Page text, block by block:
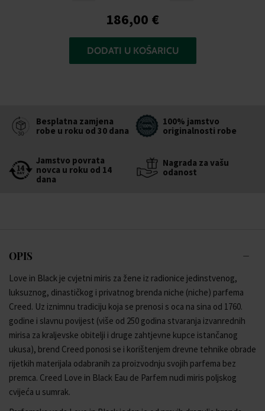
186,00 €
DODATI U KOŠARICU
Besplatna zamjena
robe u roku od 30 dana
100% jamstvo
originalnosti robe
Jamstvo povrata
novca u roku od 14
dana
Nagrada za vašu
odanost
OPIS
Love in Black je cvjetni miris za žene iz radionice jedinstvenog,
luksuznog, dinastičkog i privatnog brenda niche (niche) parfema
Creed. Uz iznimnu tradiciju koja se prenosi s oca na sina od 1760.
godine i slavnu povijest (više od 250 godina stvaranja izvanrednih
mirisa za kraljevske obitelji i druge zahtjevne kupce istančanog
ukusa), brend Creed ponosi se i korištenjem drevne tehnike obrade
rijetkih materijala odabranih za proizvodnju svojih parfema bez
premca. Creed Love in Black Eau de Parfem nudi miris poljskog
cvijeća u sumrak.